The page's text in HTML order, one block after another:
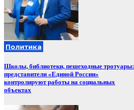
Политика
Школы, библиотеки, пешеходные тротуары:
представители «Единой России»
контролируют работы на социальных
объектах